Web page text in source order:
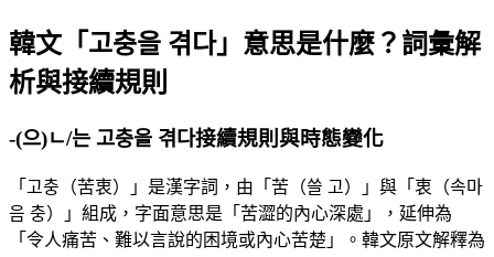
韓文「고충을 겪다」意思是什麼？詞彙解
析與接續規則
-(으)ㄴ/는 고충을 겪다接續規則與時態變化
「고충（苦衷）」是漢字詞，由「苦（쓸 고）」與「衷（속마
음 충）」組成，字面意思是「苦澀的內心深處」，延伸為
「令人痛苦、難以言說的困境或內心苦楚」。韓文原文解釋為